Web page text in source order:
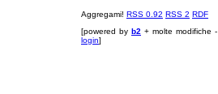
Aggregami! RSS 0.92 RSS 2 RDF
[powered by b2 + molte modifiche -
login]